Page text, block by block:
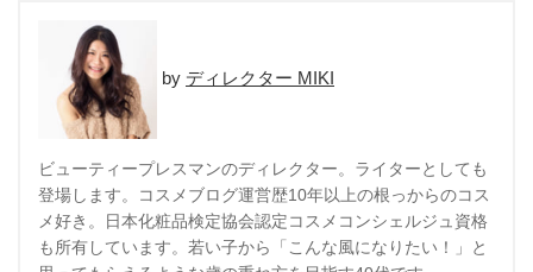
ディレクター MIKI
ビューティープレスマンのディレクター。ライターとしても
登場します。コスメブログ運営歴10年以上の根っからのコス
メ好き。日本化粧品検定協会認定コスメコンシェルジュ資格
も所有しています。若い子から「こんな風になりたい！」と